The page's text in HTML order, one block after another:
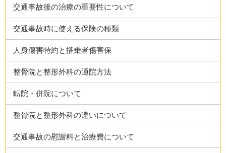
交通事故後の治療の重要性について
交通事故時に使える保険の種類
人身傷害特約と搭乗者傷害保
整骨院と整形外科の通院方法
転院・併院について
整骨院と整形外科の違いについて
交通事故の慰謝料と治療費について